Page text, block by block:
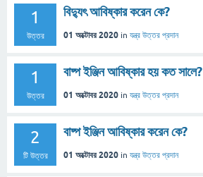
1
উত্তর
বিদ্যুৎ আবিষ্কার করেন কে?
01 অক্টোবর 2020 in যন্ত্র উত্তর প্রদান
1
উত্তর
বাষ্প ইঞ্জিন আবিষ্কার হয় কত সালে?
01 অক্টোবর 2020 in যন্ত্র উত্তর প্রদান
2
টি উত্তর
বাষ্প ইঞ্জিন আবিষ্কার করেন কে?
01 অক্টোবর 2020 in যন্ত্র উত্তর প্রদান